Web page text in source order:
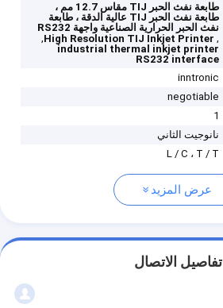
طابعة نفث الحبر TIJ مقاس 12.7 مم ،
طابعة نفث الحبر TIJ عالية الدقة ، طابعة
نفث الحبر الحرارية الصناعية واجهة RS232
,
High Resolution TIJ Inkjet Printer
,
industrial thermal inkjet printer
RS232 interface
inntronic
negotiable
1
نانوجيت الثاني
L / C ، T / T
عرض المزيد
تفاصيل الاتصال